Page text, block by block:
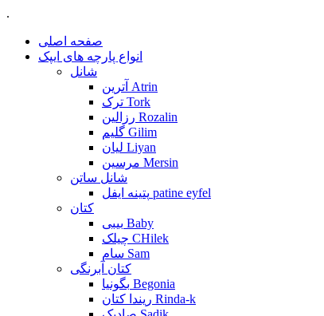
.
صفحه اصلی
انواع پارچه های ایپک
شانل
آترین Atrin
ترک Tork
رزالین Rozalin
گلیم Gilim
لیان Liyan
مرسین Mersin
شانل ساتن
پتینه ایفل patine eyfel
کتان
بیبی Baby
چیلک CHilek
سام Sam
کتان آبرنگی
بگونیا Begonia
ریندا کتان Rinda-k